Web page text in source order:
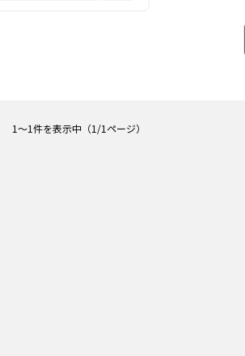
1～1件を表示中 （1 /1 ページ）